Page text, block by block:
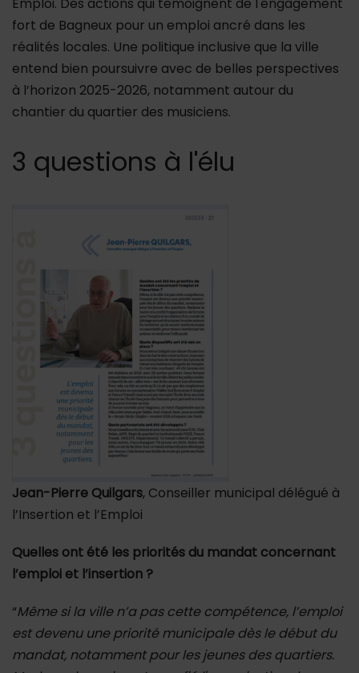
fort de Bagneux pour un emploi ancré dans les
réalités locales. Une politique inclusive que la ville
entend bien poursuivre avec de belles perspectives
à l’horizon 2025-2026, notamment autour du
chantier du quartier des musiciens.
3 questions à l'élu
Jean-Pierre Quilgars, Conseiller municipal délégué à
l’Insertion et l’Emploi
Quelles ont été les priorités du mandat concernant
l’emploi et l’insertion ?
“Même si la ville n’a pas cette compétence, l’emploi
est devenu une priorité municipale dès le début du
mandat, notamment pour les jeunes des quartiers.